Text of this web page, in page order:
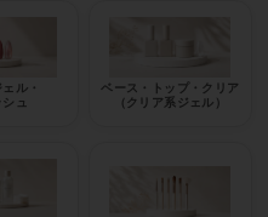
ル・
ュ
ベース・トップ・クリア
（クリア系ジェル）